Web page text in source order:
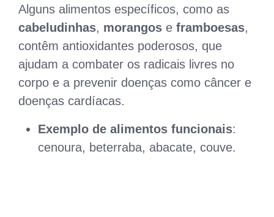
Alguns alimentos específicos, como as
cabeludinhas, morangos e framboesas,
contêm antioxidantes poderosos, que
ajudam a combater os radicais livres no
corpo e a prevenir doenças como câncer e
doenças cardíacas.
Exemplo de alimentos funcionais:
cenoura, beterraba, abacate, couve.